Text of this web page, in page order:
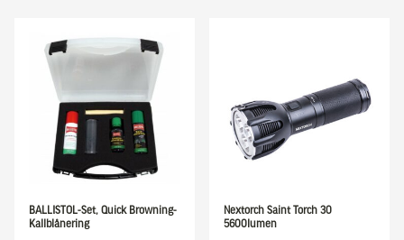
BALLISTOL-Set, Quick Browning-
Kallblånering
Nextorch Saint Torch 30
5600lumen